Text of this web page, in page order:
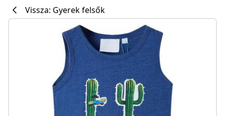
Vissza: Gyerek felsők